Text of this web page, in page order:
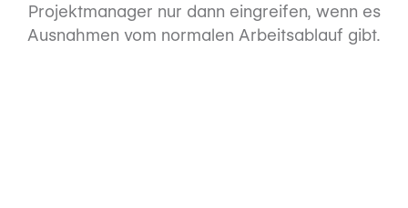
Projektmanager nur dann eingreifen, wenn es
Ausnahmen vom normalen Arbeitsablauf gibt.